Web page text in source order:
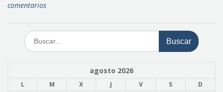
comentarios
Buscar:
agosto 2026
L M X J V S
D